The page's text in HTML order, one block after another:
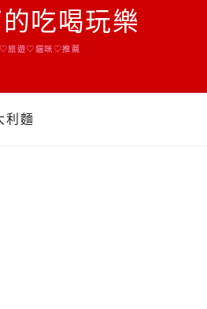
吃喝玩樂
♡旅遊♡貓咪♡推薦
利麵